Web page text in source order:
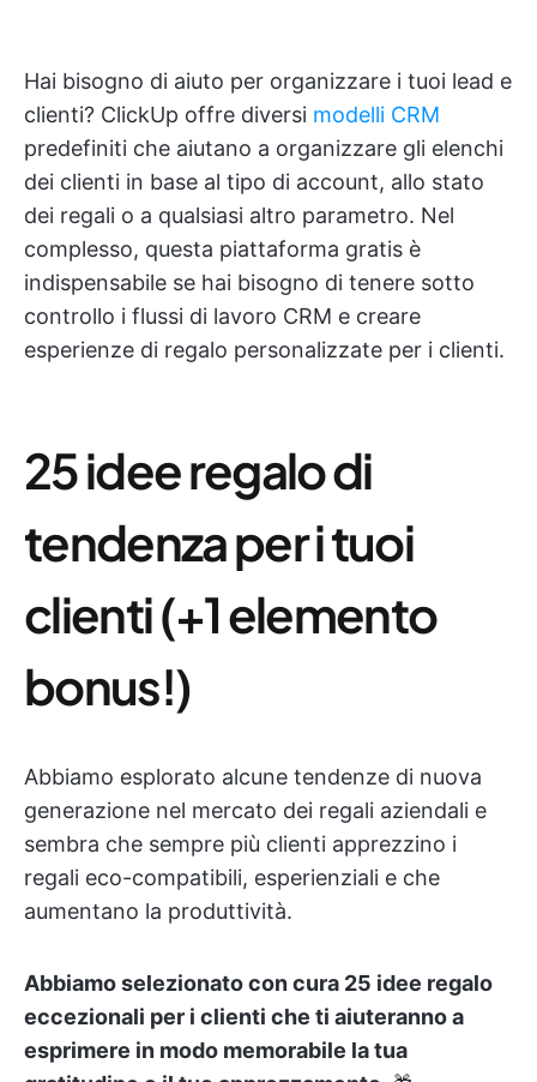
Hai bisogno di aiuto per organizzare i tuoi lead e
clienti? ClickUp offre diversi modelli CRM
predefiniti che aiutano a organizzare gli elenchi
dei clienti in base al tipo di account, allo stato
dei regali o a qualsiasi altro parametro. Nel
complesso, questa piattaforma gratis è
indispensabile se hai bisogno di tenere sotto
controllo i flussi di lavoro CRM e creare
esperienze di regalo personalizzate per i clienti.
25 idee regalo di
tendenza per i tuoi
clienti (+1 elemento
bonus!)
Abbiamo esplorato alcune tendenze di nuova
generazione nel mercato dei regali aziendali e
sembra che sempre più clienti apprezzino i
regali eco-compatibili, esperienziali e che
aumentano la produttività.
Abbiamo selezionato con cura 25 idee regalo
eccezionali per i clienti che ti aiuteranno a
esprimere in modo memorabile la tua